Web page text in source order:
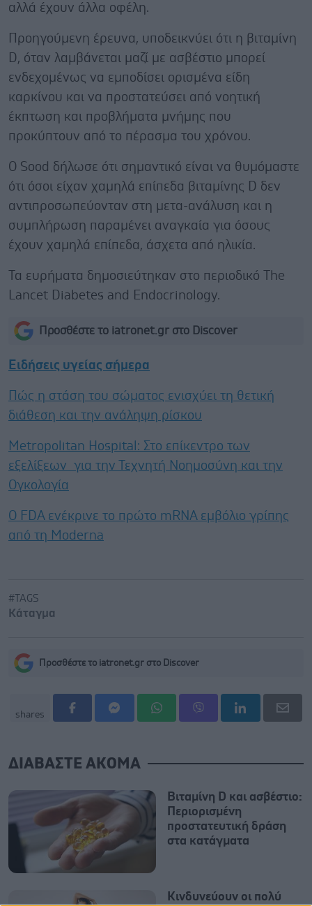
αλλά έχουν άλλα οφέλη.
Προηγούμενη έρευνα, υποδεικνύει ότι η βιταμίνη
D, όταν λαμβάνεται μαζί με ασβέστιο μπορεί
ενδεχομένως να εμποδίσει ορισμένα είδη
καρκίνου και να προστατεύσει από νοητική
έκπτωση και προβλήματα μνήμης που
προκύπτουν από το πέρασμα του χρόνου.
Ο Sood δήλωσε ότι σημαντικό είναι να θυμόμαστε
ότι όσοι είχαν χαμηλά επίπεδα βιταμίνης D δεν
αντιπροσωπεύονταν στη μετα-ανάλυση και η
συμπλήρωση παραμένει αναγκαία για όσους
έχουν χαμηλά επίπεδα, άσχετα από ηλικία.
Τα ευρήματα δημοσιεύτηκαν στο περιοδικό The
Lancet Diabetes and Endocrinology.
Προσθέστε το iatronet.gr στο Discover
Ειδήσεις υγείας σήμερα
Πώς η στάση του σώματος ενισχύει τη θετική
διάθεση και την ανάληψη ρίσκου
Metropolitan Hospital: Στο επίκεντρο των
εξελίξεων για την Τεχνητή Νοημοσύνη και την
Ογκολογία
Ο FDA ενέκρινε το πρώτο mRNA εμβόλιο γρίπης
από τη Moderna
#TAGS
Κάταγμα
Προσθέστε το iatronet.gr στο Discover
shares
ΔΙΑΒΑΣΤΕ ΑΚΟΜΑ
Βιταμίνη D και ασβέστιο:
Περιορισμένη
προστατευτική δράση
στα κατάγματα
Κινδυνεύουν οι πολύ